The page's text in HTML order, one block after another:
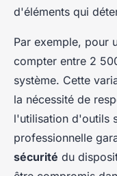
d'éléments qui
Par exemple, pour
compter entre 2
système. Cette
la nécessité de
l'utilisation d'outils
professionnelle
sécurité du